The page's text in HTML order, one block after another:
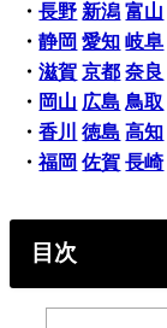
・長野 新潟 富山
・静岡 愛知 岐阜
・滋賀 京都 奈良
・ 岡山 広島 鳥取
・香川 徳島 高知
・福岡 佐賀 長崎
目次